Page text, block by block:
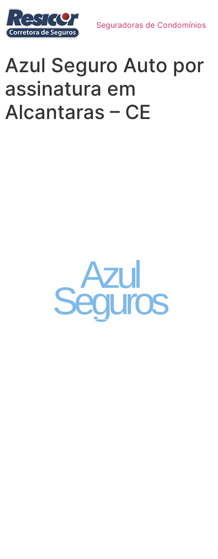
Seguradoras de Condomínios
Azul Seguro Auto por
assinatura em
Alcantaras – CE
Azul
Seguros